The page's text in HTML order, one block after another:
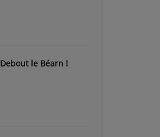
Debout le Béarn !